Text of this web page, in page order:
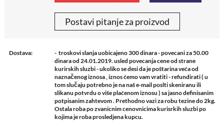
Postavi pitanje za proizvod
Dostava:
- troskovi slanja uobicajeno 300 dinara - povecani za 50.00
dinara od 24.01.2019. usled povecanja cene od strane
kurirskih sluzbi - ukoliko se desi da je poštarina veća od
naznačenog iznosa , iznos ćemo vam vratiti - refundirati ( u
tom slučaju potrebno je na naš e-mail poslti skeniranu ili
slikanu potvrdu o više plaćenom iznosu ) sa jasno definisanim
potpisanim zahtevom . Prethodno vazi za robu tezine do 2kg.
Ostala roba po zvanicnim cenovnicima kurisrkih sluzbi po
kojima je roba prosledjena kupcu.